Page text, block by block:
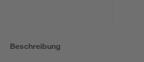
Beschreibung